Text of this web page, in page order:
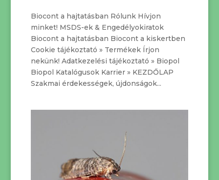
Biocont a hajtatásban Rólunk Hívjon
minket! MSDS-ek & Engedélyokiratok
Biocont a hajtatásban Biocont a kiskertben
Cookie tájékoztató » Termékek Írjon
nekünk! Adatkezelési tájékoztató » Biopol
Biopol Katalógusok Karrier » KEZDŐLAP
Szakmai érdekességek, újdonságok...